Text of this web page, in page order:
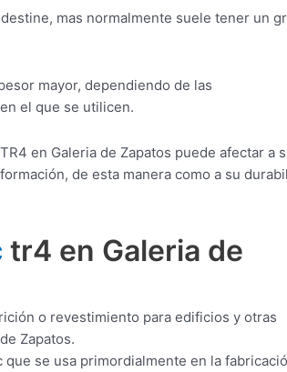
mas normalmente suele tener un
mayor, dependiendo de las
el que se utilicen.
en Galeria de Zapatos puede afectar a
de esta manera como a su
tr4 en Galeria de
o revestimiento para edificios y otras
Zapatos.
se usa primordialmente en la